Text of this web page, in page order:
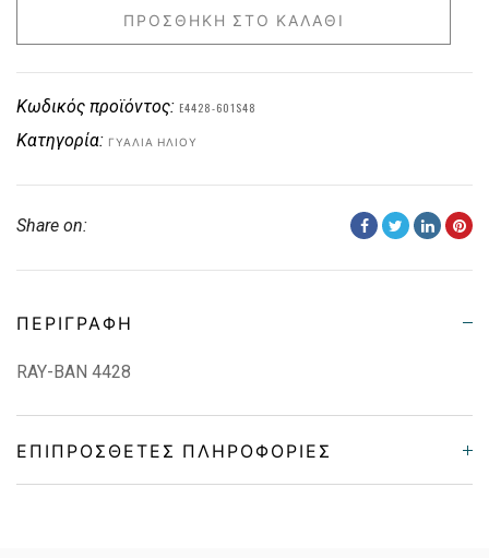
ΠΡΟΣΘΉΚΗ ΣΤΟ ΚΑΛΆΘΙ
Κωδικός προϊόντος: E4428-601S48
Κατηγορία: ΓΥΑΛΙΆ ΗΛΊΟΥ
Share on:
ΠΕΡΙΓΡΑΦΉ
RAY-BAN 4428
ΕΠΙΠΡΌΣΘΕΤΕΣ ΠΛΗΡΟΦΟΡΊΕΣ